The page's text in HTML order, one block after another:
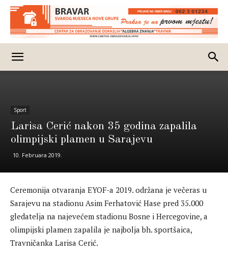
Sport
Larisa Cerić nakon 35 godina zapalila
olimpijski plamen u Sarajevu
10. Februara 2019.
Ceremonija otvaranja EYOF-a 2019. održana je večeras u
Sarajevu na stadionu Asim Ferhatović Hase pred 35.000
gledatelja na najevećem stadionu Bosne i Hercegovine, a
olimpijski plamen zapalila je najbolja bh. sportšaica,
Travničanka Larisa Cerić.